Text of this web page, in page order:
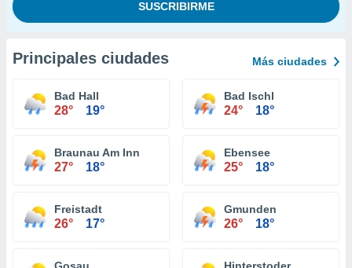
Principales ciudades Más ciudades
Bad Hall
28° 19°
Bad Ischl
24° 18°
Braunau Am Inn
27° 18°
Ebensee
25° 18°
Freistadt
26° 17°
Gmunden
26° 18°